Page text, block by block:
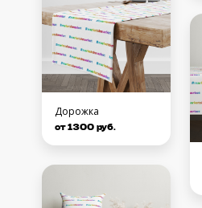
Дорожка
от 1300 руб.